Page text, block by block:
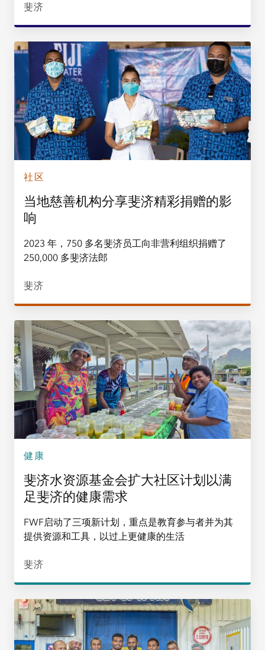
斐济
社区
当地慈善机构分享斐济精彩捐赠的影
响
2023 年，750 多名斐济员工向非营利组织捐赠了
250,000 多斐济法郎
斐济
健康
斐济水资源基金会扩大社区计划以满
足斐济的健康需求
FWF启动了三项新计划，重点是教育参与者并为其
提供资源和工具，以过上更健康的生活
斐济